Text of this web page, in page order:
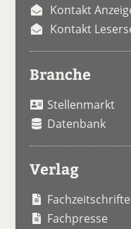
Kontakt
Kontakt
Branche
Stellenmarkt
Datenbank
Verlag
Fachpresse